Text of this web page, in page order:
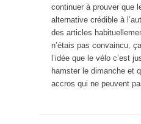
continuer à prouver que
alternative crédible à
des articles
n’étais pas convaincu,
l’idée que le vélo c’est
hamster le dimanche et
accros qui ne peuvent